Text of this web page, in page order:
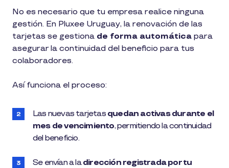
1
de
lectura
No es necesario que tu empresa realice ninguna
gestión. En Pluxee Uruguay, la renovación de las
tarjetas se gestiona de forma automática para
asegurar la continuidad del beneficio para tus
colaboradores.
Así funciona el proceso:
Las nuevas tarjetas quedan activas durante el
mes de vencimiento, permitiendo la continuidad
del beneficio.
Se envían a ladirección registrada por tu